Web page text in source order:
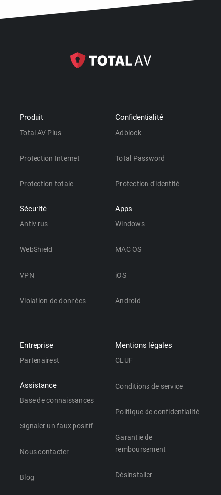
Produit
Total AV Plus
Protection Internet
Protection totale
Sécurité
Antivirus
WebShield
VPN
Violation de données
Confidentialité
Adblock
Total Password
Protection d'identité
Apps
Windows
MAC OS
iOS
Android
Entreprise
Partenairest
Assistance
Base de connaissances
Signaler un faux positif
Nous contacter
Blog
Mentions légales
CLUF
Conditions de service
Politique de confidentialité
Garantie de
remboursement
Désinstaller